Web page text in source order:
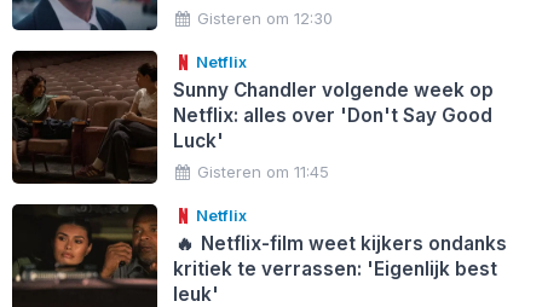
Gisteren om 12:30
Netflix
Sunny Chandler volgende week op
Netflix: alles over 'Don't Say Good
Luck'
Gisteren om 11:45
Netflix
🔥 Netflix-film weet kijkers ondanks
kritiek te verrassen: 'Eigenlijk best
leuk'